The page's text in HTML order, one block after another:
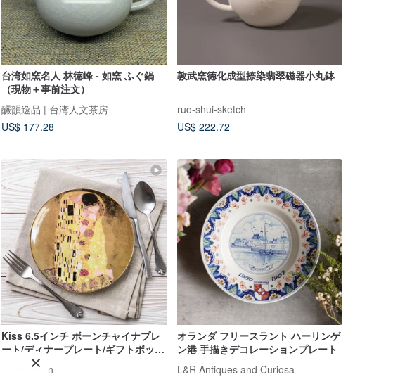
台湾如窯名人 林徳峰 - 如窯 ふぐ鍋
（現物＋事前注文）
釅韻逸品 | 台湾人文茶房
US$ 177.28
敦武窯徳化成型捺染翡翠磁器小丸鉢
ruo-shui-sketch
US$ 222.72
Kiss 6.5インチ ボーンチャイナプレ
ート/ディナープレート/ギフトボック
haussmann
オランダ フリースラント ハーリンゲ
ン港 手描きデコレーションプレート
L&R Antiques and Curiosa